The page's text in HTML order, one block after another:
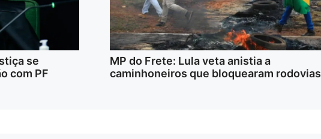
se
com PF
MP do Frete: Lula veta anistia a
caminhoneiros que bloquearam rodovias